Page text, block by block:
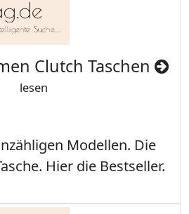
Clutch Taschen
lesen
Modellen. Die
Hier die Bestseller.